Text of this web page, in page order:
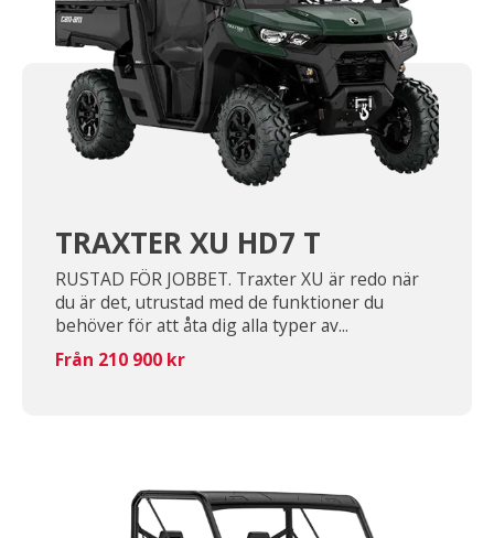
TRAXTER XU HD7 T
RUSTAD FÖR JOBBET. Traxter XU är redo när
du är det, utrustad med de funktioner du
behöver för att åta dig alla typer av...
Från 210 900 kr